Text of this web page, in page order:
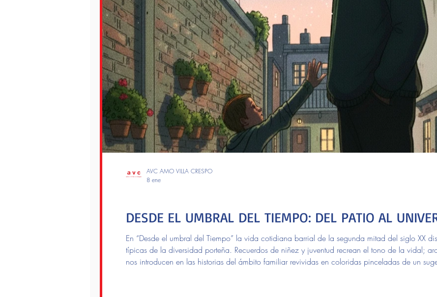
DESDE EL UMBRAL DEL TIEMPO: DEL PATIO AL
En “Desde el umbral del Tiempo” la vida cotidiana barrial de la segunda mitad del siglo XX
típicas de la diversidad porteña. Recuerdos de niñez y juventud recrean el tono de la vidal;
nos introducen en las historias del ámbito familiar revividas en coloridas pinceladas de un
AVC AMO VILLA CRESPO
8 ene